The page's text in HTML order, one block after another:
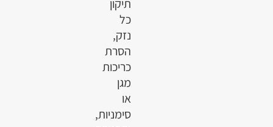
תיקון
כל
נזק,
הסרת
כריכות
מגן
או
סימניות,